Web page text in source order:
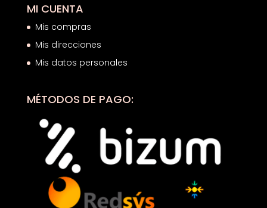
MI CUENTA
Mis compras
Mis direcciones
Mis datos personales
MÉTODOS DE PAGO: